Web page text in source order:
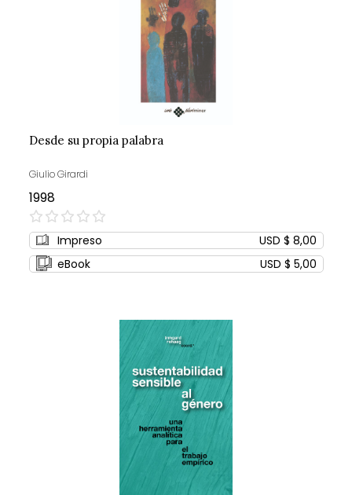
Desde su propia palabra
Giulio Girardi
1998
0%
Impreso
USD $ 8,00
eBook
USD $ 5,00